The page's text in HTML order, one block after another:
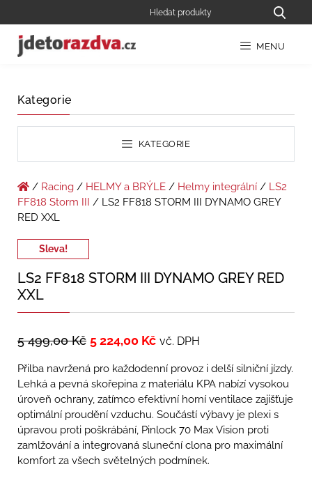
MENU
Kategorie
KATEGORIE
/ Racing / HELMY a BRÝLE / Helmy integrální / LS2
FF818 Storm III
/ LS2 FF818 STORM III DYNAMO GREY
RED XXL
Sleva!
LS2 FF818 STORM III DYNAMO GREY RED
XXL
5 499,00Kč 5 224,00 Kč vč. DPH
Přilba navržená pro každodenní provoz i delší silniční jízdy.
Lehká a pevná skořepina z materiálu KPA nabízí vysokou
úroveň ochrany, zatímco efektivní horní ventilace zajišťuje
optimální proudění vzduchu. Součástí výbavy je plexi s
úpravou proti poškrábání, Pinlock 70 Max Vision proti
zamlžování a integrovaná sluneční clona pro maximální
komfort za všech světelných podmínek.